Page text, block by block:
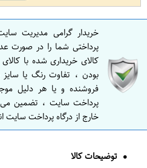
خریدار گرامی مدیریت
پرداختی شما را در صورت
کالای خریداری شده با
بودن ، تفاوت رنگ یا
فروشنده و یا هر دلیل
پرداخت سایت ، تضمین می
خارج از درگاه پرداخت سایت
توضیحات کالا